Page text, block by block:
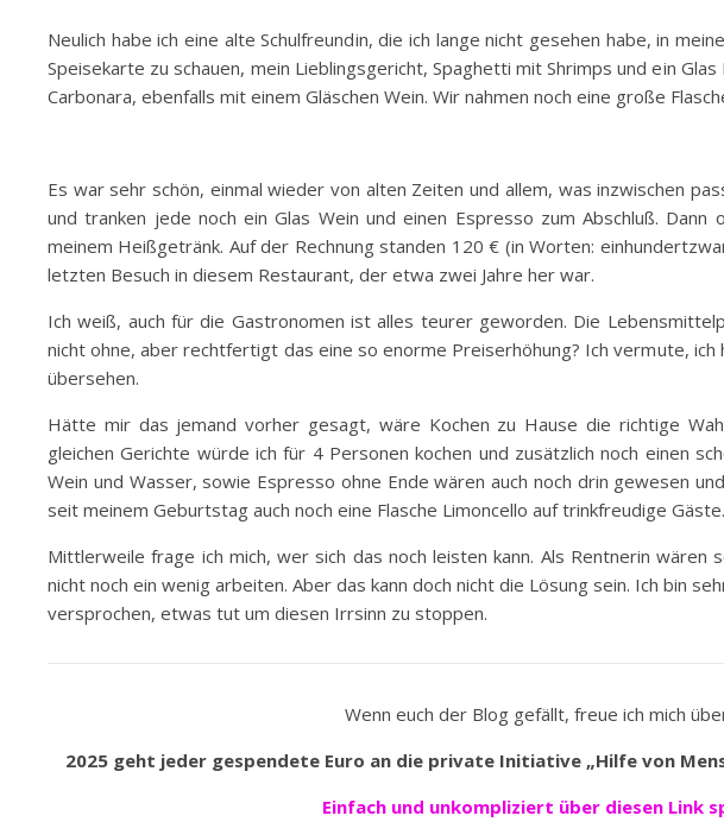
Neulich habe ich eine alte Schulfreundin, die ich lange nicht gesehen habe, in
Speisekarte zu schauen, mein Lieblingsgericht, Spaghetti mit Shrimps und ein
Carbonara, ebenfalls mit einem Gläschen Wein. Wir nahmen noch eine große
Es war sehr schön, einmal wieder von alten Zeiten und allem, was inzwischen
und tranken jede noch ein Glas Wein und einen Espresso zum Abschluß.
meinem Heißgetränk. Auf der Rechnung standen 120 € (in Worten:
letzten Besuch in diesem Restaurant, der etwa zwei Jahre her war.
Ich weiß, auch für die Gastronomen ist alles teurer geworden. Die
nicht ohne, aber rechtfertigt das eine so enorme Preiserhöhung? Ich vermute,
übersehen.
Hätte mir das jemand vorher gesagt, wäre Kochen zu Hause die richtige
gleichen Gerichte würde ich für 4 Personen kochen und zusätzlich noch einen
Wein und Wasser, sowie Espresso ohne Ende wären auch noch drin gewesen
seit meinem Geburtstag auch noch eine Flasche Limoncello auf trinkfreudige
Mittlerweile frage ich mich, wer sich das noch leisten kann. Als Rentnerin wären
nicht noch ein wenig arbeiten. Aber das kann doch nicht die Lösung sein. Ich bin
versprochen, etwas tut um diesen Irrsinn zu stoppen.
Wenn euch der Blog gefällt, freue ich mich
2025 geht jeder gespendete Euro an die private Initiative „Hilfe von
Einfach und unkompliziert über diesen Link